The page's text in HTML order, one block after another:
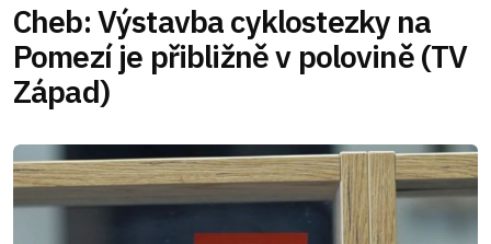
Cheb: Výstavba cyklostezky na
Pomezí je přibližně v polovině (TV
Západ)